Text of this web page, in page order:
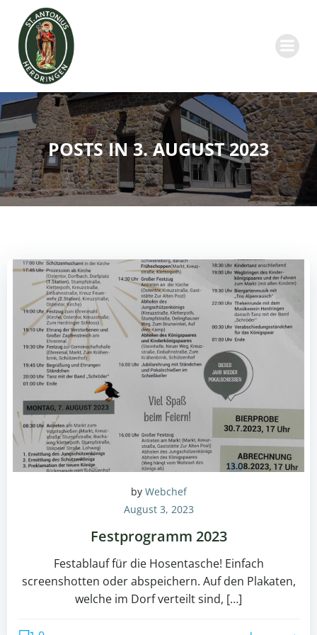
POSTS IN 3. AUGUST 2023
by Webchef
August 3, 2023
Festprogramm 2023
Festablauf für die Hosentasche! Einfach
screenshotten oder abspeichern. Auf den Plakaten,
welche im Dorf verteilt sind, […]